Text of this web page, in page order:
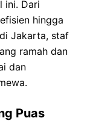
ini. Dari
hingga
Jakarta, staf
ramah dan
dan
Puas